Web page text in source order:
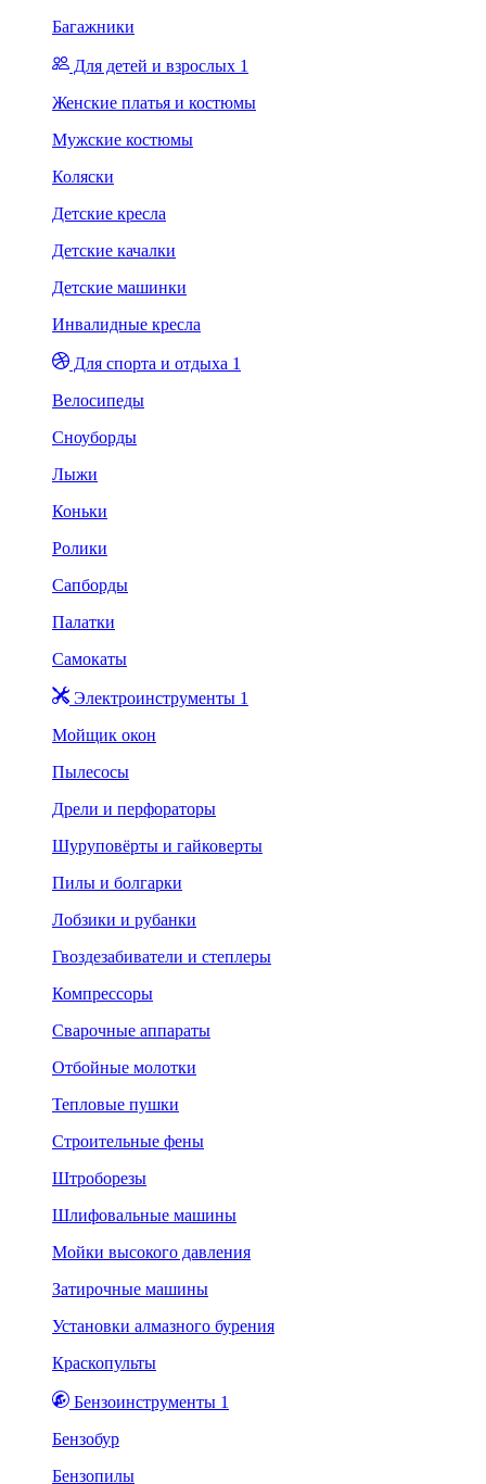
Багажники
Для детей и взрослых 1
Женские платья и костюмы
Мужские костюмы
Коляски
Детские кресла
Детские качалки
Детские машинки
Инвалидные кресла
Для спорта и отдыха 1
Велосипеды
Сноуборды
Лыжи
Коньки
Ролики
Сапборды
Палатки
Самокаты
Электроинструменты 1
Мойщик окон
Пылесосы
Дрели и перфораторы
Шуруповёрты и гайковерты
Пилы и болгарки
Лобзики и рубанки
Гвоздезабиватели и степлеры
Компрессоры
Сварочные аппараты
Отбойные молотки
Тепловые пушки
Строительные фены
Штроборезы
Шлифовальные машины
Мойки высокого давления
Затирочные машины
Установки алмазного бурения
Краскопульты
Бензоинструменты 1
Бензобур
Бензопилы